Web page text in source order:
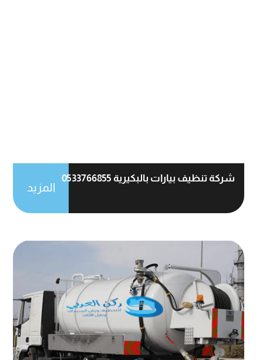
شركة تنظيف بيارات بالبكيرية 0533766855
المزيد